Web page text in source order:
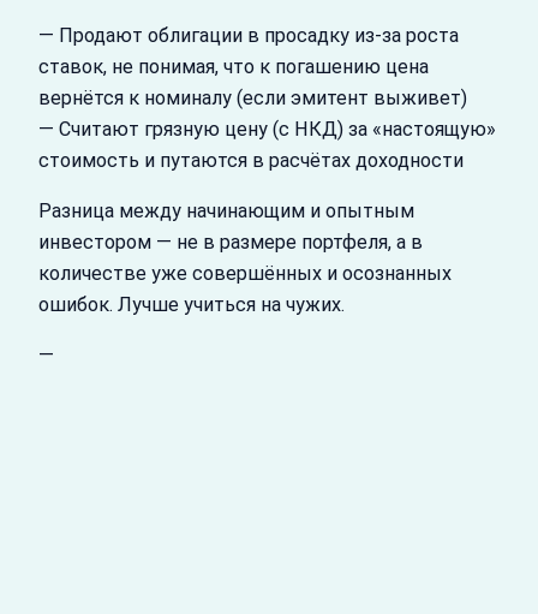
— Продают облигации в просадку из-за роста
ставок, не понимая, что к погашению цена
вернётся к номиналу (если эмитент выживет)
— Считают грязную цену (с НКД) за «настоящую»
стоимость и путаются в расчётах доходности
Разница между начинающим и опытным
инвестором — не в размере портфеля, а в
количестве уже совершённых и осознанных
ошибок. Лучше учиться на чужих.
—